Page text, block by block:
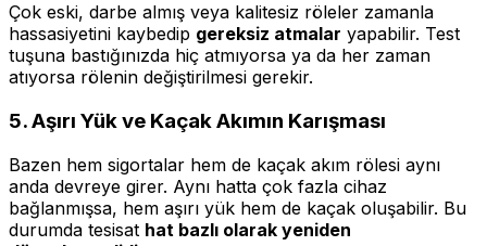
Çok eski, darbe almış veya kalitesiz röleler zamanla
hassasiyetini kaybedip gereksiz atmalar yapabilir. Test
tuşuna bastığınızda hiç atmıyorsa ya da her zaman
atıyorsa rölenin değiştirilmesi gerekir.
5. Aşırı Yük ve Kaçak Akımın Karışması
Bazen hem sigortalar hem de kaçak akım rölesi aynı
anda devreye girer. Aynı hatta çok fazla cihaz
bağlanmışsa, hem aşırı yük hem de kaçak oluşabilir. Bu
durumda tesisat hat bazlı olarak yeniden